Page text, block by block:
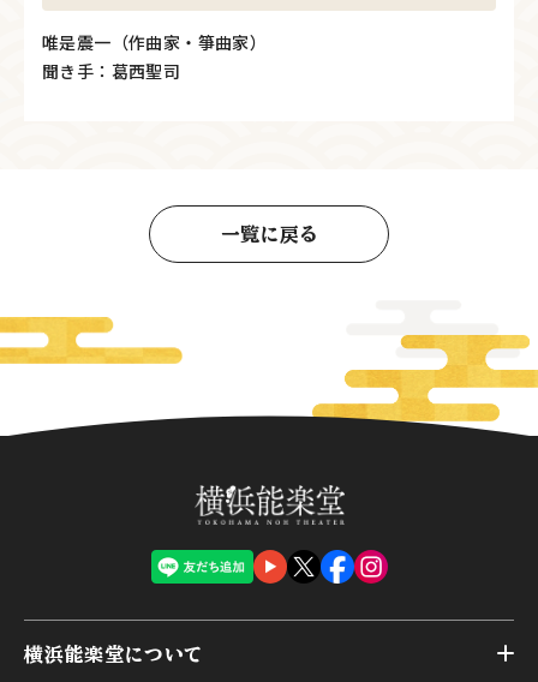
唯是震一（作曲家・箏曲家）
聞き手：葛西聖司
一覧に戻る
横浜能楽堂について